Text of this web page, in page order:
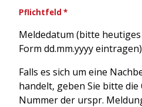
Pflichtfeld *
Meldedatum (bitte
Form dd.mm.yyyy
Falls es sich um eine
handelt, geben Sie bitte die
Nummer der urspr.